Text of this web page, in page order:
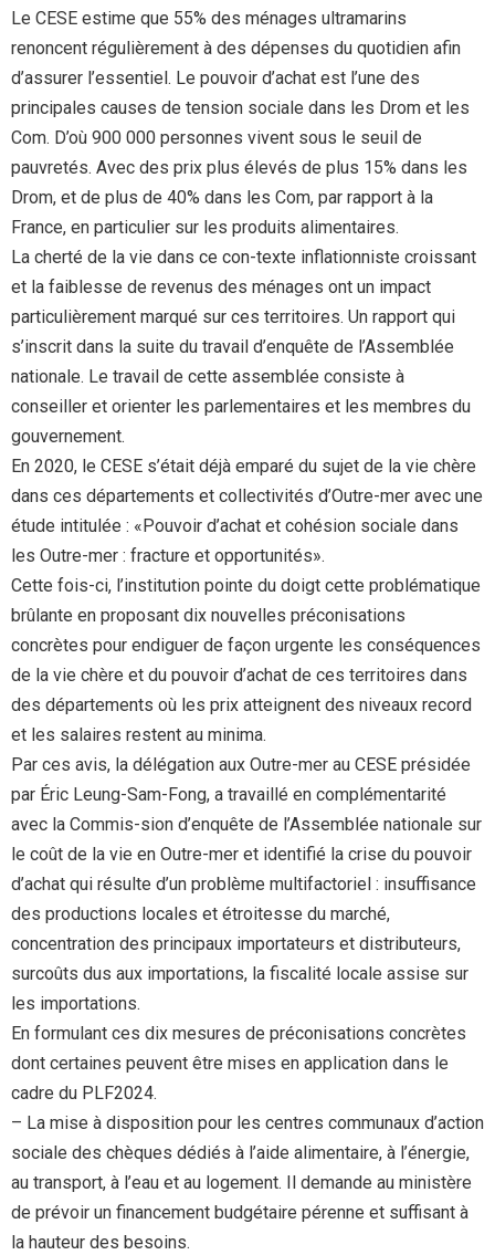
Le CESE estime que 55% des ménages ultramarins
renoncent régulièrement à des dépenses du quotidien afin
d’assurer l’essentiel. Le pouvoir d’achat est l’une des
principales causes de tension sociale dans les Drom et les
Com. D’où 900 000 personnes vivent sous le seuil de
pauvretés. Avec des prix plus élevés de plus 15% dans les
Drom, et de plus de 40% dans les Com, par rapport à la
France, en particulier sur les produits alimentaires.
La cherté de la vie dans ce con-texte inflationniste croissant
et la faiblesse de revenus des ménages ont un impact
particulièrement marqué sur ces territoires. Un rapport qui
s’inscrit dans la suite du travail d’enquête de l’Assemblée
nationale. Le travail de cette assemblée consiste à
conseiller et orienter les parlementaires et les membres du
gouvernement.
En 2020, le CESE s’était déjà emparé du sujet de la vie chère
dans ces départements et collectivités d’Outre-mer avec une
étude intitulée : «Pouvoir d’achat et cohésion sociale dans
les Outre-mer : fracture et opportunités».
Cette fois-ci, l’institution pointe du doigt cette problématique
brûlante en proposant dix nouvelles préconisations
concrètes pour endiguer de façon urgente les conséquences
de la vie chère et du pouvoir d’achat de ces territoires dans
des départements où les prix atteignent des niveaux record
et les salaires restent au minima.
Par ces avis, la délégation aux Outre-mer au CESE présidée
par Éric Leung-Sam-Fong, a travaillé en complémentarité
avec la Commis-sion d’enquête de l’Assemblée nationale sur
le coût de la vie en Outre-mer et identifié la crise du pouvoir
d’achat qui résulte d’un problème multifactoriel : insuffisance
des productions locales et étroitesse du marché,
concentration des principaux importateurs et distributeurs,
surcoûts dus aux importations, la fiscalité locale assise sur
les importations.
En formulant ces dix mesures de préconisations concrètes
dont certaines peuvent être mises en application dans le
cadre du PLF2024.
– La mise à disposition pour les centres communaux d’action
sociale des chèques dédiés à l’aide alimentaire, à l’énergie,
au transport, à l’eau et au logement. Il demande au ministère
de prévoir un financement budgétaire pérenne et suffisant à
la hauteur des besoins.